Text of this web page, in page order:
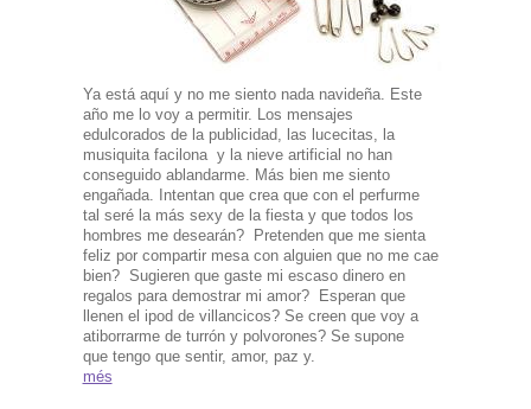
Ya está aquí y no me siento nada navideña. Este
año me lo voy a permitir. Los mensajes
edulcorados de la publicidad, las lucecitas, la
musiquita facilona y la nieve artificial no han
conseguido ablandarme. Más bien me siento
engañada. Intentan que crea que con el perfurme
tal seré la más sexy de la fiesta y que todos los
hombres me desearán? Pretenden que me sienta
feliz por compartir mesa con alguien que no me cae
bien? Sugieren que gaste mi escaso dinero en
regalos para demostrar mi amor? Esperan que
llenen el ipod de villancicos? Se creen que voy a
atiborrarme de turrón y polvorones? Se supone
que tengo que sentir, amor, paz y.
més